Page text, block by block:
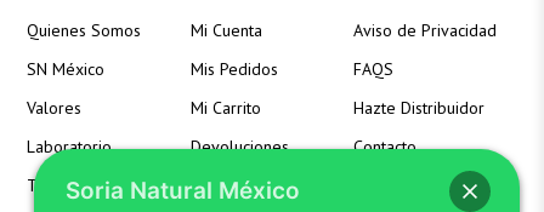
Quienes Somos
SN México
Valores
Laboratorio
Términos
Mi Cuenta
Mis Pedidos
Mi Carrito
Devoluciones
Detalles de la Cuenta
Aviso de Privacidad
FAQS
Hazte Distribuidor
Contacto
Soria Natural México